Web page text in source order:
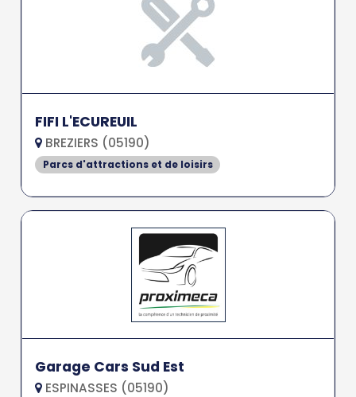
FIFI L'ECUREUIL
BREZIERS (05190)
Parcs d'attractions et de loisirs
Garage Cars Sud Est
ESPINASSES (05190)